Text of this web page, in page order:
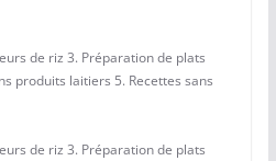
de riz 3. Préparation de plats
produits laitiers 5. Recettes sans
de riz 3. Préparation de plats